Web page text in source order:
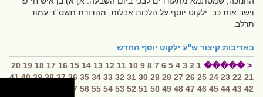
וישב אות כב. ילקוט יוסף על הלכות אבלות, מהדורת תשס''ד עמוד
תרלב.
באדיבות קיצור ש''ע ילקוט יוסף החדש
< �����
1
2
3
4
5
6
7
8
9
10
11
12
13
14
15
16
17
18
19
20
21
22
23
24
25
26
27
28
29
30
31
32
33
34
35
36
37
38
39
40
41
42
43
44
45
46
47
48
49
50
51
52
53
54
55
56
57